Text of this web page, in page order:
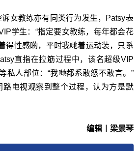
女教练亦有同类行为发生，Patsy表
学生：“指定要女教练，每年都会花
得性感啲，平时我哋着运动装，只系
直指在拉筋过程中，该名超级VIP
私人部位：“我哋都系敢怒不敢言。”
路电视观察到整个过程，认为方是默
编辑︱梁景琴